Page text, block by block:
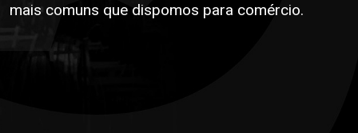
mais comuns que dispomos para comércio.